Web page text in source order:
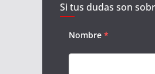
Si tus dudas son
Nombre *